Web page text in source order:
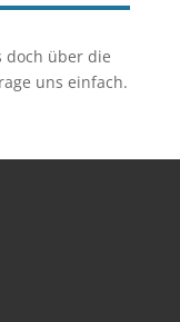
doch über die
uns einfach.